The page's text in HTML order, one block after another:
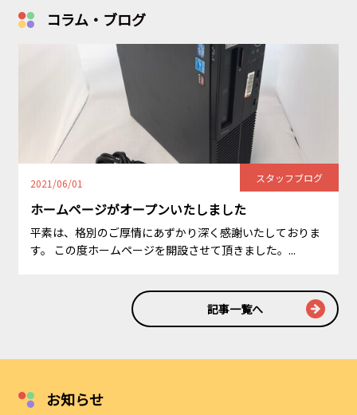
コラム・ブログ
2021/06/01 スタッフブログ
ホームページがオープンいたしました
平素は、格別のご厚情にあずかり深く感謝いたしておりま
す。 この度ホームページを開設させて頂きました。...
記事一覧へ
お知らせ